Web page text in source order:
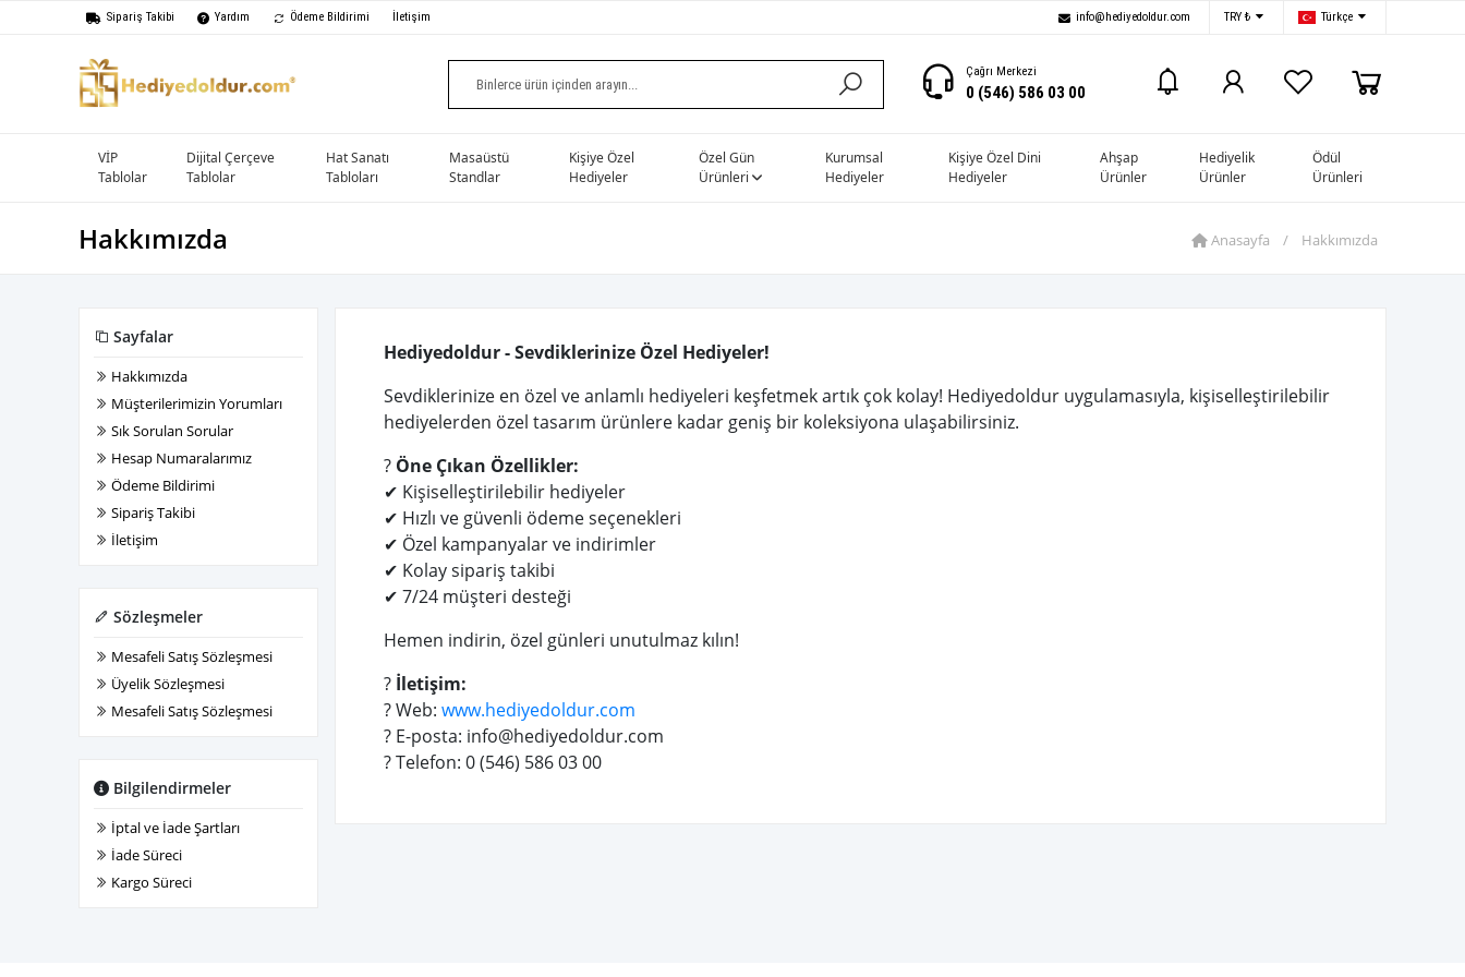
Sipariş Takibi Yardım Ödeme Bildirimi İletişim info@hediyedoldur.com TRY ₺ Türkçe
Çağrı Merkezi
0 (546) 586 03 00
VİP
Tablolar
Dijital Çerçeve
Tablolar
Hat Sanatı
Tabloları
Masaüstü
Standlar
Kişiye Özel
Hediyeler
Özel Gün
Ürünleri
Kurumsal
Hediyeler
Kişiye Özel Dini
Hediyeler
Ahşap
Ürünler
Hediyelik
Ürünler
Ödül
Ürünleri
Hakkımızda Anasayfa / Hakkımızda
Sayfalar
Hakkımızda
Müşterilerimizin Yorumları
Sık Sorulan Sorular
Hesap Numaralarımız
Ödeme Bildirimi
Sipariş Takibi
İletişim
Sözleşmeler
Mesafeli Satış Sözleşmesi
Üyelik Sözleşmesi
Mesafeli Satış Sözleşmesi
Bilgilendirmeler
İptal ve İade Şartları
İade Süreci
Kargo Süreci
Hediyedoldur - Sevdiklerinize Özel Hediyeler!
Sevdiklerinize en özel ve anlamlı hediyeleri keşfetmek artık çok kolay! Hediyedoldur uygulamasıyla, kişiselleştirilebilir
hediyelerden özel tasarım ürünlere kadar geniş bir koleksiyona ulaşabilirsiniz.
? Öne Çıkan Özellikler:
✔ Kişiselleştirilebilir hediyeler
✔ Hızlı ve güvenli ödeme seçenekleri
✔ Özel kampanyalar ve indirimler
✔ Kolay sipariş takibi
✔ 7/24 müşteri desteği
Hemen indirin, özel günleri unutulmaz kılın!
? İletişim:
? Web: www.hediyedoldur.com
? E-posta: info@hediyedoldur.com
? Telefon: 0 (546) 586 03 00